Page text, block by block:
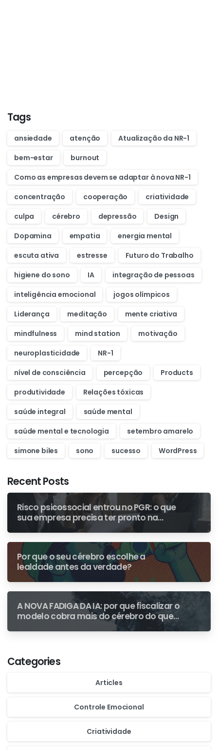
Tags
ansiedade atenção
Atualização da NR-1
bem-estar
burnout
Como as empresas devem se adaptar à nova NR-1
concentração
cooperação
criatividade
culpa
cérebro depressão
Design
Dopamina
empatia
energia mental
escuta ativa
estresse
Futuro do Trabalho
higiene do sono
IA
integração de pessoas
inteligência emocional
jogos olímpicos
Liderança
meditação
mente criativa
mindfulness
mind station
motivação
neuroplasticidade
NR-1
nível de consciência
percepção
Products
produtividade
Relações tóxicas
saúde integral
saúde mental
saúde mental e tecnologia
setembro amarelo
simone biles
sono sucesso WordPress
Recent Posts
Risco psicossocial entrou no PGR: o que
sua empresa precisa ter pronto na
primeira fiscalização
Por que o seu cérebro escolhe a
lealdade antes da verdade?
A NOVA FADIGA DA IA: por que fiscalizar o
modelo cobra mais do cérebro do que
Categories
Articles
Controle Emocional
Criatividade